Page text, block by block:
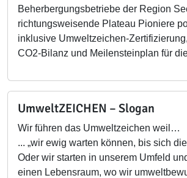
Beherbergungsbetriebe der Region
richtungsweisende Plateau Pioniere
inklusive Umweltzeichen-
CO2-Bilanz und Meilensteinplan für
UmweltZEICHEN – Slogan
Wir führen das Umweltzeichen weil…
... „wir ewig warten können, bis sich
Oder wir starten in unserem Umfeld
einen Lebensraum, wo wir